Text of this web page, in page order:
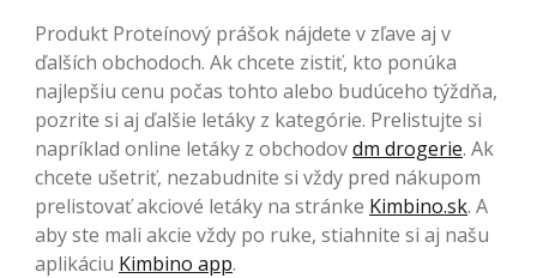
Produkt Proteínový prášok nájdete v zľave aj v
ďalších obchodoch. Ak chcete zistiť, kto ponúka
najlepšiu cenu počas tohto alebo budúceho týždňa,
pozrite si aj ďalšie letáky z kategórie. Prelistujte si
napríklad online letáky z obchodovdm drogerie. Ak
chcete ušetriť, nezabudnite si vždy pred nákupom
prelistovať akciové letáky na stránke Kimbino.sk. A
aby ste mali akcie vždy po ruke, stiahnite si aj našu
aplikáciu Kimbino app.